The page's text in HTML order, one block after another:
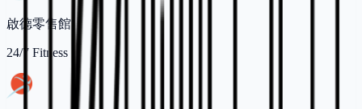
啟德零售館
24/7 Fitness